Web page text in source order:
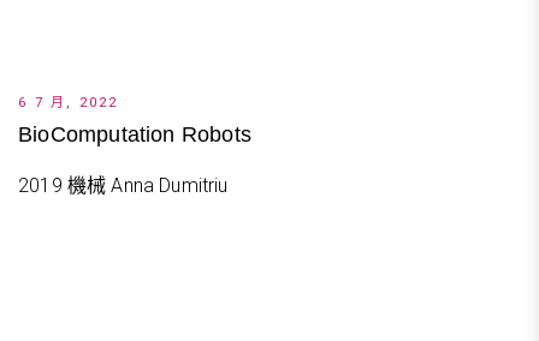
6 7 月, 2022
BioComputation Robots
2019 機械 Anna Dumitriu